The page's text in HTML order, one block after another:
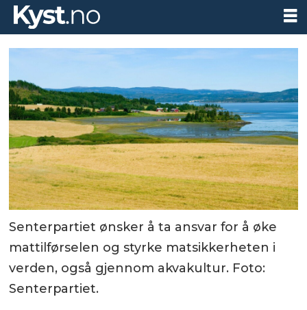
Senterpartiet ønsker å ta ansvar for å øke
mattilførselen og styrke matsikkerheten i
verden, også gjennom akvakultur. Foto:
Senterpartiet.